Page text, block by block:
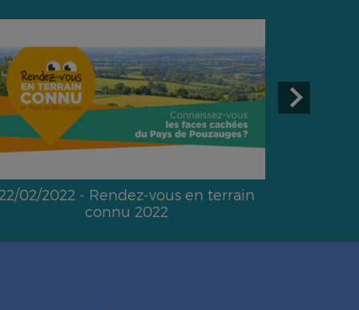
02/2022 - Rendez-vous en terrain
connu 2022